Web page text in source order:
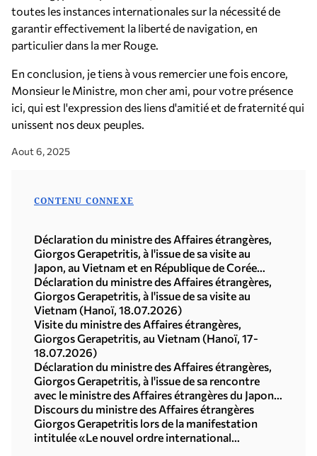
toutes les instances internationales sur la nécessité de
garantir effectivement la liberté de navigation, en
particulier dans la mer Rouge.
En conclusion, je tiens à vous remercier une fois encore,
Monsieur le Ministre, mon cher ami, pour votre présence
ici, qui est l'expression des liens d'amitié et de fraternité qui
unissent nos deux peuples.
Aout 6, 2025
CONTENU CONNEXE
Déclaration du ministre des Affaires étrangères,
Giorgos Gerapetritis, à l'issue de sa visite au
Japon, au Vietnam et en République de Corée
(Séoul, 21.07.2026)
Déclaration du ministre des Affaires étrangères,
Giorgos Gerapetritis, à l'issue de sa visite au
Vietnam (Hanoï, 18.07.2026)
Visite du ministre des Affaires étrangères,
Giorgos Gerapetritis, au Vietnam (Hanoï, 17-
18.07.2026)
Déclaration du ministre des Affaires étrangères,
Giorgos Gerapetritis, à l'issue de sa rencontre
avec le ministre des Affaires étrangères du Japon,
Toshimitsu Motegi (Tokyo, 16.07.2026)
Discours du ministre des Affaires étrangères
Giorgos Gerapetritis lors de la manifestation
intitulée «Le nouvel ordre international